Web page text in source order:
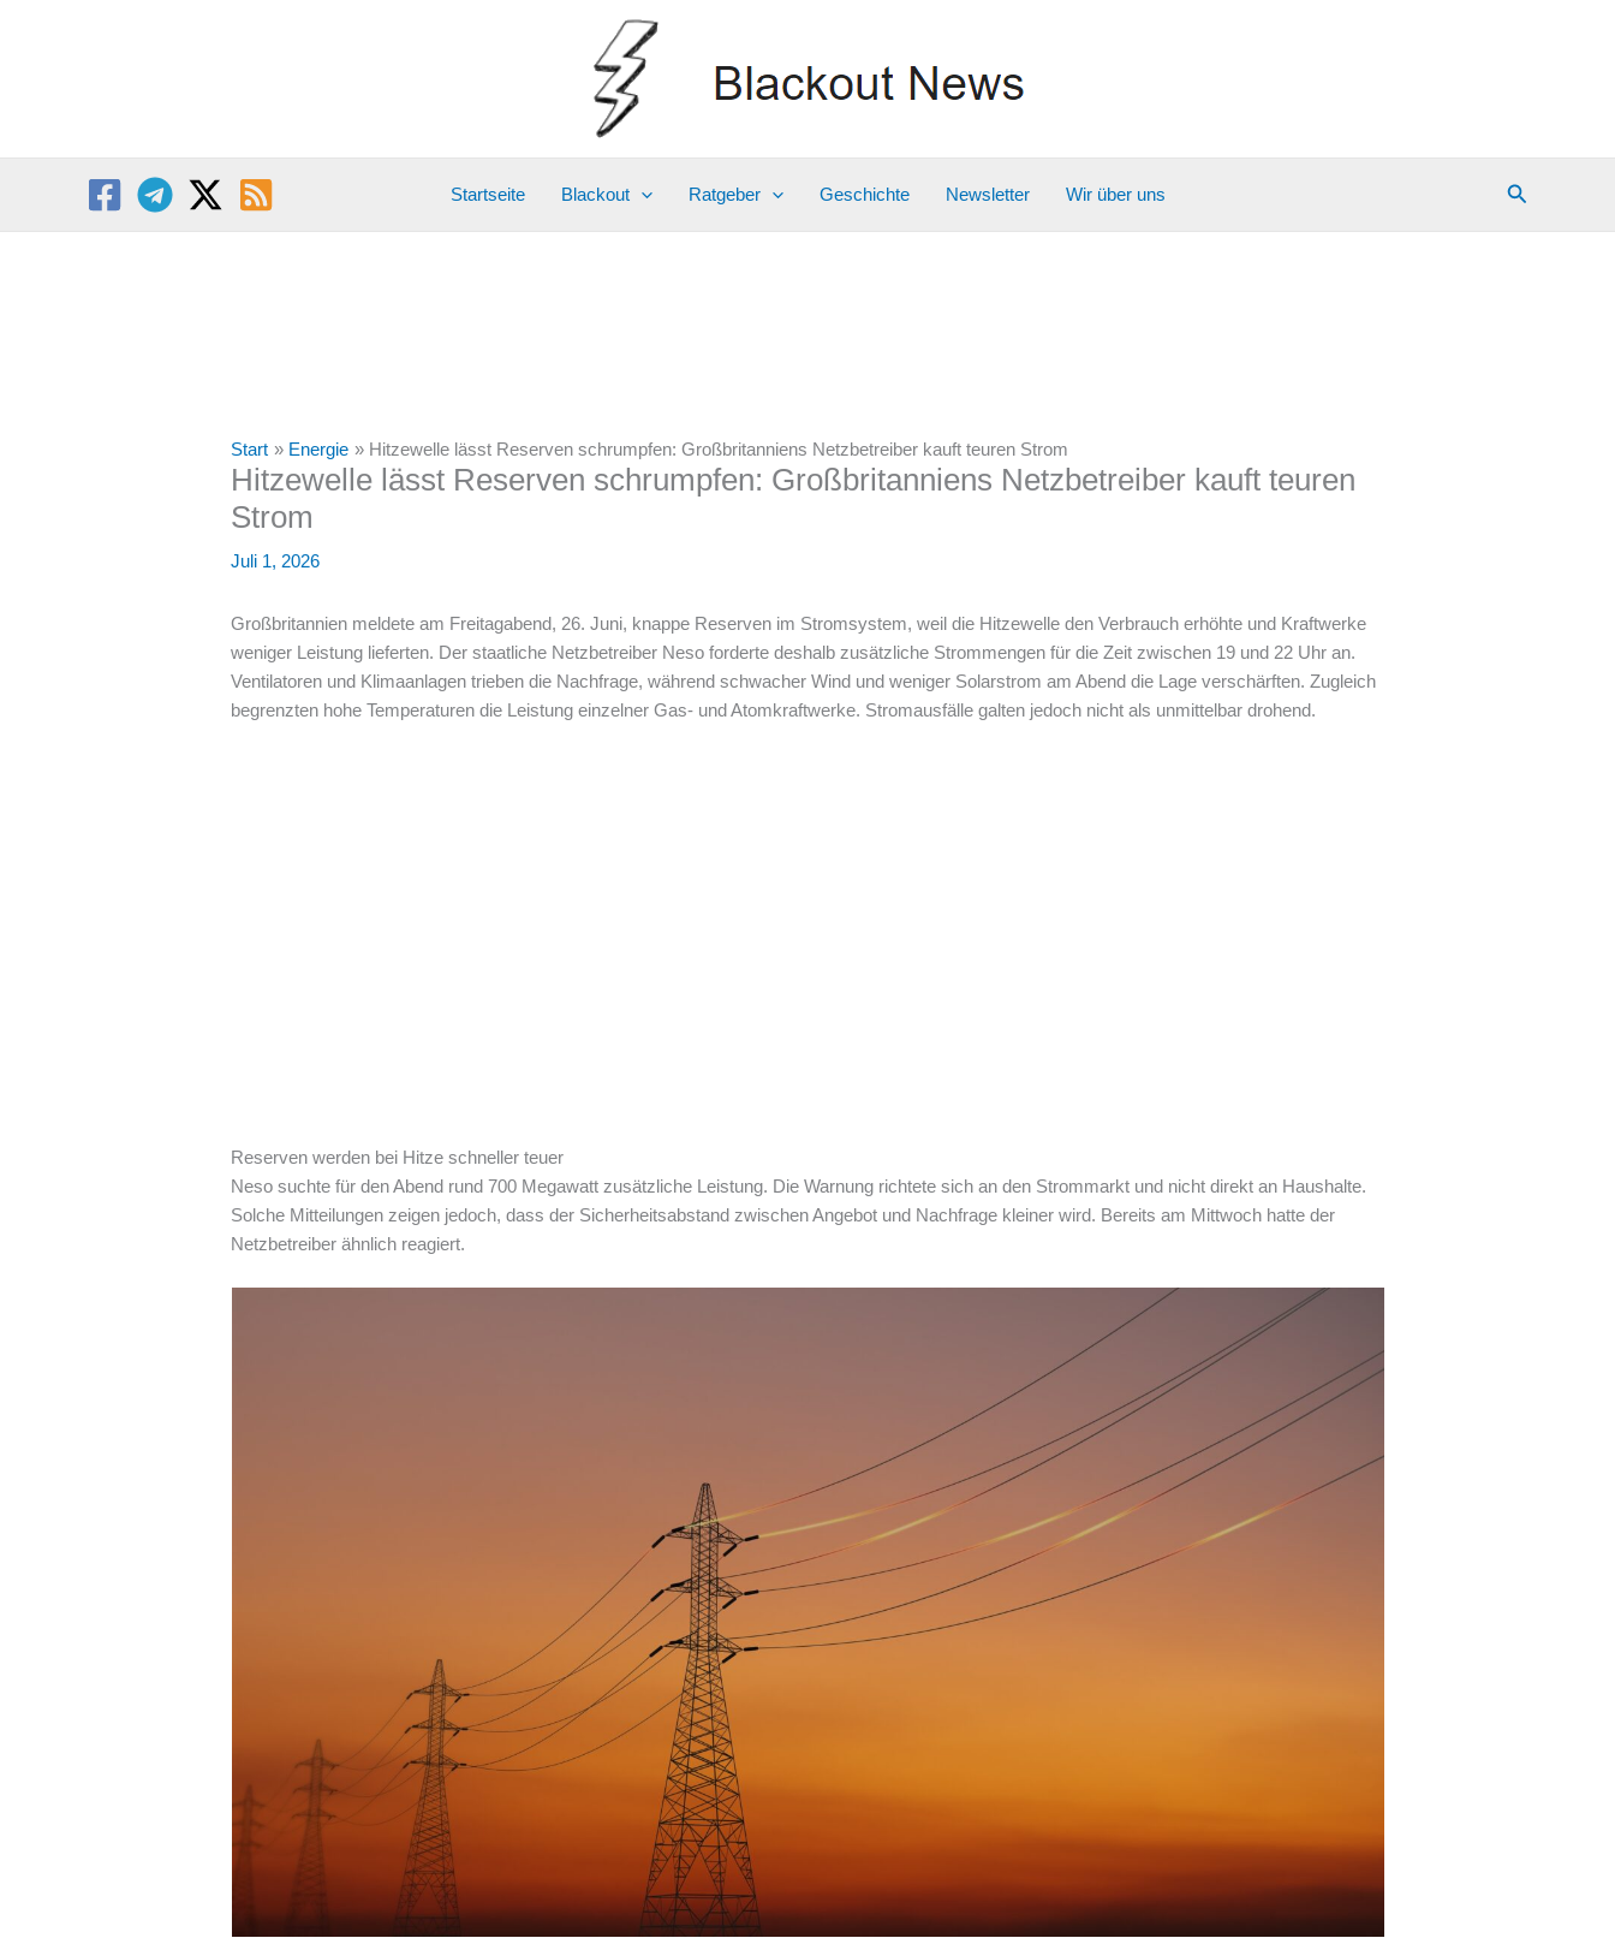
Startseite Blackout Ratgeber Geschichte Newsletter Wir über uns Suchen
Start Energie Hitzewelle lässt Reserven schrumpfen: Großbritanniens Netzbetreiber kauft teuren Strom
Hitzewelle lässt Reserven schrumpfen: Großbritanniens Netzbetreiber kauft teuren
Strom
Juli 1, 2026
Großbritannien meldete am Freitagabend, 26. Juni, knappe Reserven im Stromsystem, weil die Hitzewelle den Verbrauch erhöhte und Kraftwerke
weniger Leistung lieferten. Der staatliche Netzbetreiber Neso forderte deshalb zusätzliche Strommengen für die Zeit zwischen 19 und 22 Uhr an.
Ventilatoren und Klimaanlagen trieben die Nachfrage, während schwacher Wind und weniger Solarstrom am Abend die Lage verschärften. Zugleich
begrenzten hohe Temperaturen die Leistung einzelner Gas- und Atomkraftwerke. Stromausfälle galten jedoch nicht als unmittelbar drohend.
Reserven werden bei Hitze schneller teuer
Neso suchte für den Abend rund 700 Megawatt zusätzliche Leistung. Die Warnung richtete sich an den Strommarkt und nicht direkt an Haushalte.
Solche Mitteilungen zeigen jedoch, dass der Sicherheitsabstand zwischen Angebot und Nachfrage kleiner wird. Bereits am Mittwoch hatte der
Netzbetreiber ähnlich reagiert.